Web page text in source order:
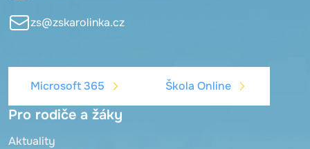
zs@zskarolinka.cz
Microsoft 365 Škola Online
Pro rodiče a žáky
Aktuality